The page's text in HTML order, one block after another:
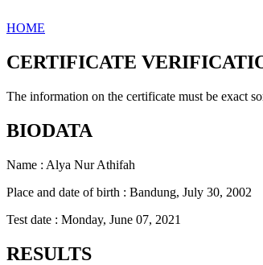
HOME
CERTIFICATE
The information on the certificate must be exact
BIODATA
Name : Alya Nur Athifah
Place and date of birth : Bandung, July 30, 2002
Test date : Monday, June 07, 2021
RESULTS